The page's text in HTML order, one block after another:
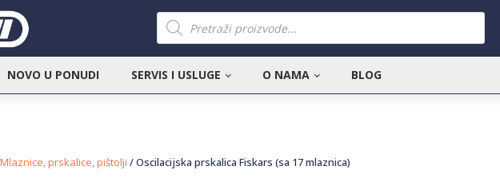
Products
search
NOVO U PONUDI SERVIS I USLUGE O NAMA BLOG
Mlaznice, prskalice, pištolji / Oscilacijska prskalica Fiskars (sa 17 mlaznica)